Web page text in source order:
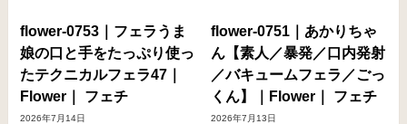
flower-0753｜フェラうま
娘の口と手をたっぷり使っ
たテクニカルフェラ47｜
Flower｜ フェチ
2026年7月14日
flower-0751｜あかりちゃ
ん【素人／暴発／口内発射
／バキュームフェラ／ごっ
くん】｜Flower｜ フェチ
2026年7月13日